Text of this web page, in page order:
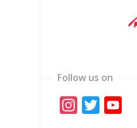
Follow us on
Instagram
Twitter